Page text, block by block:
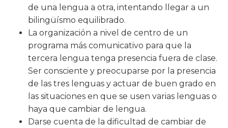
de una lengua a otra, intentando llegar a un
bilingüísmo equilibrado.
La organización a nivel de centro de un
programa más comunicativo para que la
tercera lengua tenga presencia fuera de clase.
Ser consciente y preocuparse por la presencia
de las tres lenguas y actuar de buen grado en
las situaciones en que se usen varias lenguas o
haya que cambiar de lengua.
Darse cuenta de la dificultad de cambiar de